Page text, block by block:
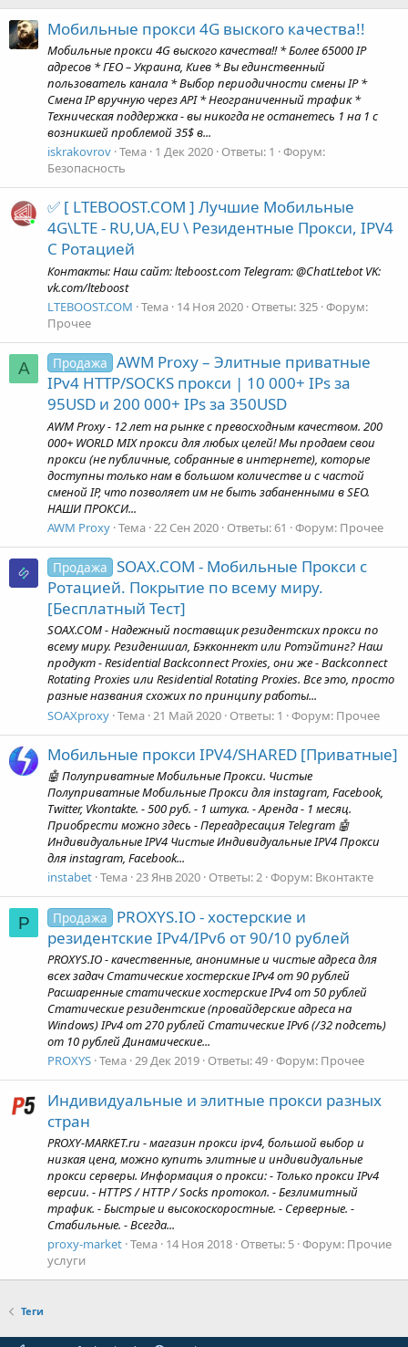
Мобильные прокси 4G выского качества!!
Мобильные прокси 4G выского качества!! * Более 65000 IP
адресов * ГЕО – Украина, Киев * Вы единственный
пользователь канала * Выбор периодичности смены IP *
Смена IP вручную через API * Неограниченный трафик *
Техническая поддержка - вы никогда не останетесь 1 на 1 с
возникшей проблемой 35$ в...
iskrakovrov Тема 1 Дек 2020 Ответы: 1
Форум:
Безопасность
✅ [ LTEBOOST.COM ] Лучшие Мобильные
4G\LTE - RU,UA,EU \ Резидентные Прокси, IPV4
С Ротацией
Контакты: Наш сайт: lteboost.com Telegram: @ChatLtebot VK:
vk.com/lteboost
LTEBOOST.COM Тема 14 Ноя 2020 Ответы: 325 Форум:
Прочее
A Продажа AWM Proxy – Элитные приватные
IPv4 HTTP/SOCKS прокси | 10 000+ IPs за
95USD и 200 000+ IPs за 350USD
AWM Proxy - 12 лет на рынке с превосходным качеством. 200
000+ WORLD MIX прокси для любых целей! Мы продаем свои
прокси (не публичные, собранные в интернете), которые
доступны только нам в большом количестве и с частой
сменой IP, что позволяет им не быть забаненными в SEO.
НАШИ ПРОКСИ...
AWM Proxy Тема 22 Сен 2020 Ответы: 61 Форум: Прочее
Продажа SOAX.COM - Мобильные Прокси с
Ротацией. Покрытие по всему миру.
[Бесплатный Тест]
SOAX.COM - Надежный поставщик резидентских прокси по
всему миру. Резиденшиал, Бэкконнект или Ротэйтинг? Наш
продукт - Residential Backconnect Proxies, они же - Backconnect
Rotating Proxies или Residential Rotating Proxies. Все это, просто
разные названия схожих по принципу работы...
SOAXproxy Тема 21 Май 2020 Ответы: 1 Форум: Прочее
Мобильные прокси IPV4/SHARED [Приватные]
🤖 Полуприватные Мобильные Прокси. Чистые
Полуприватные Мобильные Прокси для instagram, Facebook,
Twitter, Vkontakte. - 500 руб. - 1 штука. - Аренда - 1 месяц.
Приобрести можно здесь - Переадресация Telegram 🤖
Индивидуальные IPV4 Чистые Индивидуальные IPV4 Прокси
для instagram, Facebook...
instabet Тема 23 Янв 2020 Ответы: 2 Форум: Вконтакте
P Продажа
PROXYS.IO - хостерские и
резидентские IPv4/IPv6 от 90/10 рублей
PROXYS.IO - качественные, анонимные и чистые адреса для
всех задач Статические хостерские IPv4 от 90 рублей
Расшаренные статические хостерские IPv4 от 50 рублей
Статические резидентские (провайдерские адреса на
Windows) IPv4 от 270 рублей Статические IPv6 (/32 подсеть)
от 10 рублей Динамические...
PROXYS Тема 29 Дек 2019 Ответы: 49 Форум: Прочее
Индивидуальные и элитные прокси разных
стран
PROXY-MARKET.ru - магазин прокси ipv4, большой выбор и
низкая цена, можно купить элитные и индивидуальные
прокси серверы. Информация о прокси: - Только прокси IPv4
версии. - HTTPS / HTTP / Socks протокол. - Безлимитный
трафик. - Быстрые и высокоскоростные. - Серверные. -
Стабильные. - Всегда...
proxy-market Тема 14 Ноя 2018 Ответы: 5 Форум: Прочие
услуги
Теги